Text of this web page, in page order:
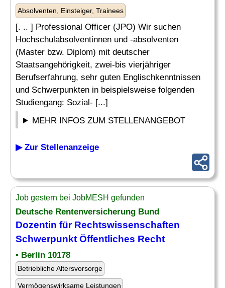
Absolventen, Einsteiger, Trainees
[. .. ] Professional Officer (JPO) Wir suchen
Hochschulabsolventinnen und -absolventen
(Master bzw. Diplom) mit deutscher
Staatsangehörigkeit, zwei-bis vierjähriger
Berufserfahrung, sehr guten Englischkenntnissen
und Schwerpunkten in beispielsweise folgenden
Studiengang: Sozial- [...]
MEHR INFOS ZUM STELLENANGEBOT
▶ Zur Stellenanzeige
Job gestern bei JobMESH gefunden
Deutsche Rentenversicherung Bund
Dozentin für Rechtswissenschaften
Schwerpunkt Öffentliches Recht
• Berlin 10178
Betriebliche Altersvorsorge
Vermögenswirksame Leistungen